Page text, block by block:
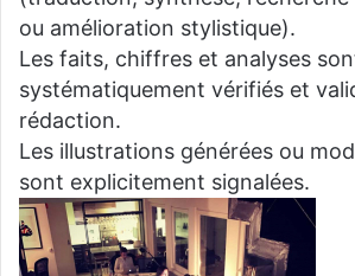
ou amélioration stylistique).
Les faits, chiffres et analyses
systématiquement vérifiés et
rédaction.
Les illustrations générées ou
sont explicitement signalées.